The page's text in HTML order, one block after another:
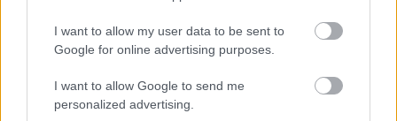
I want to allow my user data to be sent to
Google for online advertising purposes.
I want to allow Google to send me
personalized advertising.